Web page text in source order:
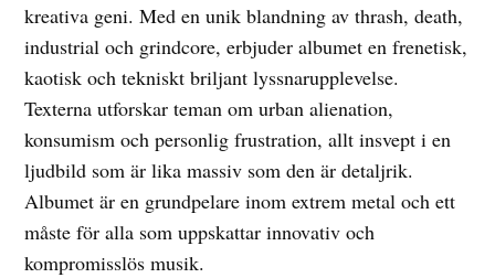
kreativa geni. Med en unik blandning av thrash, death,
industrial och grindcore, erbjuder albumet en frenetisk,
kaotisk och tekniskt briljant lyssnarupplevelse.
Texterna utforskar teman om urban alienation,
konsumism och personlig frustration, allt insvept i en
ljudbild som är lika massiv som den är detaljrik.
Albumet är en grundpelare inom extrem metal och ett
måste för alla som uppskattar innovativ och
kompromisslös musik.